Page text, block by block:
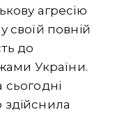
агресію
своїй повній
до
України.
сьогодні